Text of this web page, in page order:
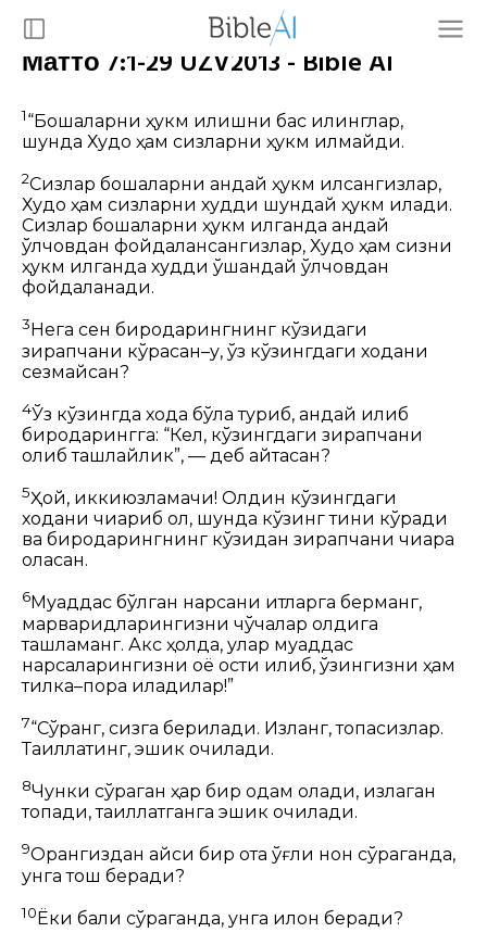
Матто 7:1-29 UZV2013 - Bible AI
1“Бошқаларни ҳукм қилишни бас қилинглар,
шунда Худо ҳам сизларни ҳукм қилмайди.
2Сизлар бошқаларни қандай ҳукм қилсангизлар,
Худо ҳам сизларни худди шундай ҳукм қилади.
Сизлар бошқаларни ҳукм қилганда қандай
ўлчовдан фойдалансангизлар, Худо ҳам сизни
ҳукм қилганда худди ўшандай ўлчовдан
фойдаланади.
3 Нега сен биродарингнинг кўзидаги
зирапчани кўрасан–у, ўз кўзингдаги ходани
сезмайсан?
4Ўз кўзингда хода бўла туриб, қандай қилиб
биродарингга: “Кел, кўзингдаги зирапчани
олиб ташлайлик”, — деб айтасан?
5Ҳой, иккиюзламачи! Олдин кўзингдаги
ходани чиқариб ол, шунда кўзинг тиниқ кўради
ва биродарингнинг кўзидан зирапчани чиқара
оласан.
6Муқаддас бўлган нарсани итларга берманг,
марваридларингизни чўчқалар олдига
ташламанг. Акс ҳолда, улар муқаддас
нарсаларингизни оёқ ости қилиб, ўзингизни ҳам
тилка–пора қиладилар!”
7“Сўранг, сизга берилади. Изланг, топасизлар.
Тақиллатинг, эшик очилади.
8Чунки сўраган ҳар бир одам олади, излаган
топади, тақиллатганга эшик очилади.
9Орангиздан қайси бир ота ўғли нон сўраганда,
унга тош беради?
10Ёки балиқ сўраганда, унга илон беради?